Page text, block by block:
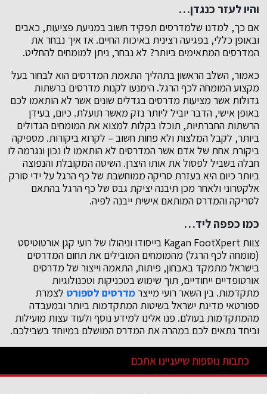
והיו לעזר כנגדן…
אם כך, למדנו שלמדרסים תפקיד חשוב במניעת פציעות, כאבים
ובאופן כללי, בפגיעה רצינית באיכות החיים. אז איך נבחר את
המדרסים המתאימים ביותר? לא נבחר, ניתן למומחים להחליט.
כאמור, השלב הראשון בתהליך התאמת המדרסים הוא לבחור בעל
מקצוע המומחה לכף הרגל. הימנעו לקנות מדרסים ברשתות
גדולות אשר מציעות מדרסים בגדלים שונים אשר לא הותאמו לכם
באופן אישי, הדבר יוביל ליותר נזק מאשר תועלת. כיום, בעידן
הרשתות החברתיות, תוכלו בקלות למצוא את המומחים הגדולים
ביותר, לקבל המלצות ולא פחות חשוב – לקרוא ביקורות. מספיקה
ביקורת אחת של אדם אשר המדרסים לא הותאמו לו נכון ונגרמה לו
חבלה בשביל לפסול את אותו היצרן. השיטה המקובלת והנפוצה
ביותר כיום היא בעזרת סריקה ממוחשבת של כף הרגל על ידי סורק
אלקטרוני ולאחר מכן תיבנה יציקת גבס של כף הרגל בהתאם
לסריקה והמדרס המותאם אישית ייבנה לפיה.
כמו כפפה ליד…
צוות Kagan FootXpert בייסודו וניהולו של רועי קגן אורטוטיסט
(מומחה לכף הרגל) מהמומחים המובילים את תחום המדרסים
בישראל מתמקד באבחון, פיתוח, התאמה וייצור של מדרסים
אורטופדיים ייחודיים, תוך שימוש בטכניקות וטכנולוגיות
מתקדמות. בין השאר רועי מייצרמדרסים לספורט לצמרת
ספורטאי מדינת ישראל בשיטות המתקדמות ביותר ובמעבדה
מהמתקדמות בעולם. פנו אלינו למידע נוסף ולעוד עצות מועילות
וביחד נתאים לכם במהרה את המדרס המושלם במיוחד בשבילכם.
כתבות נוספות שיעניינו אתכם